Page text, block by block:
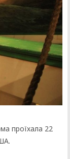
проїхала 22